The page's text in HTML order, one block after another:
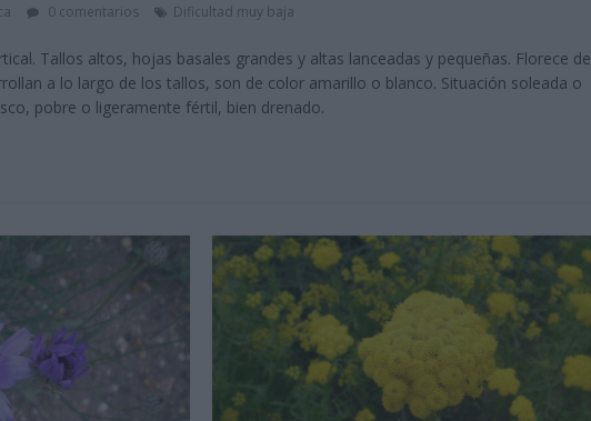
0 comentarios Dificultad muy baja
Tallos altos, hojas basales grandes y altas lanceadas y pequeñas. Florece de
a lo largo de los tallos, son de color amarillo o blanco. Situación soleada o
pobre o ligeramente fértil, bien drenado.